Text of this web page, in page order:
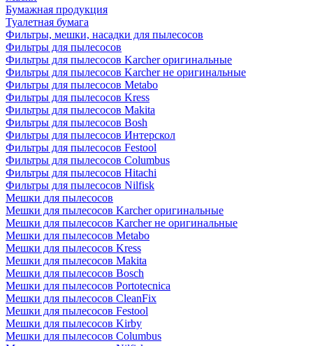
Бумажная продукция
Туалетная бумага
Фильтры, мешки, насадки для пылесосов
Фильтры для пылесосов
Фильтры для пылесосов Karcher оригинальные
Фильтры для пылесосов Karcher не оригинальные
Фильтры для пылесосов Metabo
Фильтры для пылесосов Kress
Фильтры для пылесосов Makita
Фильтры для пылесосов Bosh
Фильтры для пылесосов Интерскол
Фильтры для пылесосов Festool
Фильтры для пылесосов Columbus
Фильтры для пылесосов Hitachi
Фильтры для пылесосов Nilfisk
Мешки для пылесосов
Мешки для пылесосов Karcher оригинальные
Мешки для пылесосов Karcher не оригинальные
Мешки для пылесосов Metabo
Мешки для пылесосов Kress
Мешки для пылесосов Makita
Мешки для пылесосов Bosch
Мешки для пылесосов Portotecnica
Мешки для пылесосов CleanFix
Мешки для пылесосов Festool
Мешки для пылесосов Kirby
Мешки для пылесосов Columbus